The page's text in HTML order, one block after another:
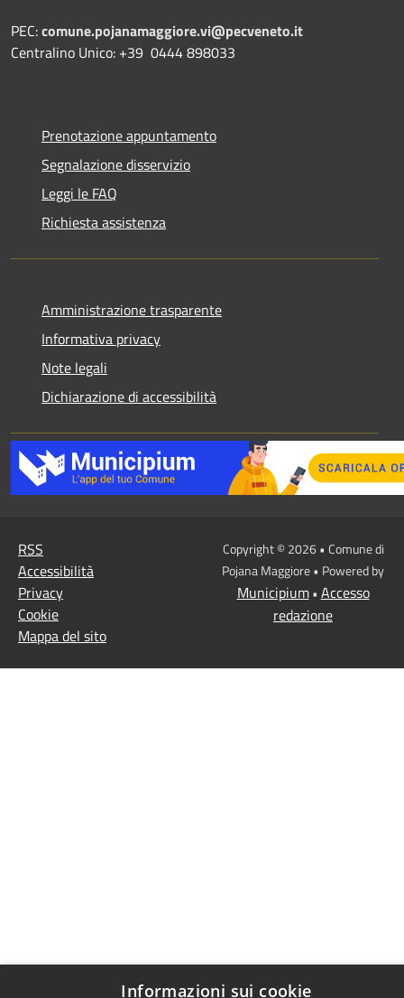
PEC:comune.pojanamaggiore.vi@pecveneto.it
Centralino Unico: +39 0444 898033
Prenotazione appuntamento
Segnalazione disservizio
Leggi le FAQ
Richiesta assistenza
Amministrazione trasparente
Informativa privacy
Note legali
Dichiarazione di accessibilità
RSS
Accessibilità
Privacy
Cookie
Mappa del sito
Copyright © 2026 • Comune di
Pojana Maggiore • Powered by
Municipium• Accesso
redazione
Informazioni sui cookie